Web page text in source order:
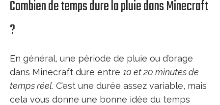
Combien de temps dure la pluie dans Minecraft
?
En général, une période de pluie ou d’orage
dans Minecraft dure entre 10 et 20 minutes de
temps réel. C’est une durée assez variable, mais
cela vous donne une bonne idée du temps